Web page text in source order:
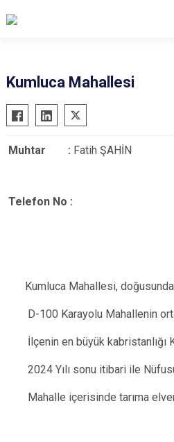
Cumayeri
Akçakoca
Çilimli
Gümüşova
Kumluca Mahallesi
Muhtar : Fatih
Telefon No :
Kumluca Mahallesi,
D-100 Karayolu Mahallenin
İlçenin en büyük kabristanlığı
2024 Yılı sonu itibari ile
Mahalle içerisinde tarıma